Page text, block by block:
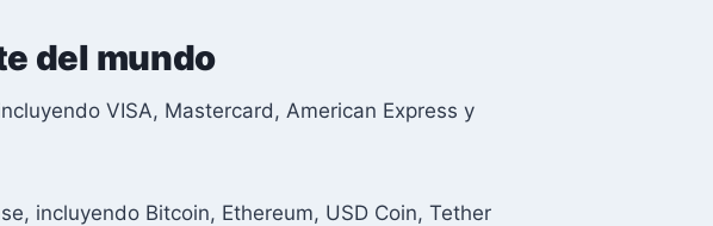
del mundo
VISA, Mastercard, American Express y
incluyendo Bitcoin, Ethereum, USD Coin, Tether